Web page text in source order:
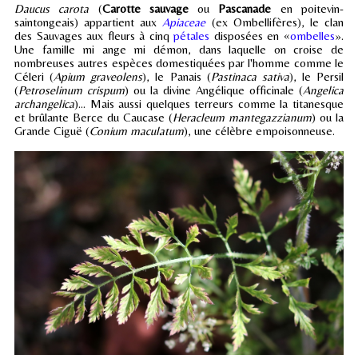
Daucus carota (Carotte sauvageou Pascanade en poitevin-
saintongeais) appartient aux Apiaceae (ex Ombellifères), le clan
des Sauvages aux fleurs à cinqpétales disposées en «ombelles».
Une famille mi ange mi démon, dans laquelle on croise de
nombreuses autres espèces domestiquées par l'homme comme le
Céleri (Apium graveolens), le Panais (Pastinaca sativa), le Persil
(Petroselinum crispum) ou la divine Angélique officinale (Angelica
archangelica)... Mais aussi quelques terreurs comme la titanesque
et brûlante Berce du Caucase (Heracleum mantegazzianum) ou la
Grande Ciguë (Conium maculatum), une célèbre empoisonneuse.